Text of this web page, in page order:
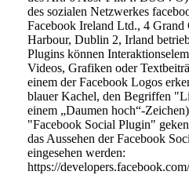
des sozialen Netzwerkes
Facebook Ireland Ltd., 4 Grand
Harbour, Dublin 2, Irland
Plugins können
Videos, Grafiken oder
einem der Facebook Logos
blauer Kachel, den Begriffen
einem „Daumen hoch“-
"Facebook Social Plugin"
das Aussehen der Facebook
eingesehen werden:
https://